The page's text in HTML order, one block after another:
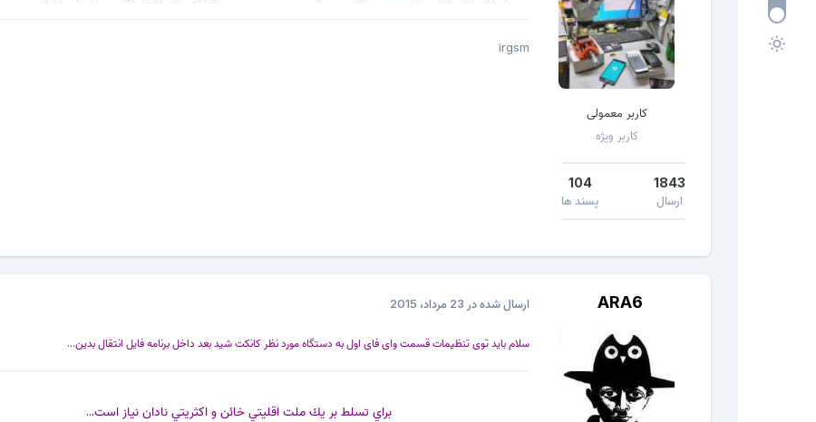
کاربر معمولی
کاربر ویژه
1843
ارسال
104
پسند ها
irgsm
ARA6 ارسال شده در 23 مرداد، 2015
سلام باید توی تنظیمات قسمت وای فای اول به دستگاه مورد نظر کانکت شید بعد داخل برنامه فایل انتقال بدین...
براي تسلط بر يك ملت اقليتي خائن و اكثريتي نادان نياز است...